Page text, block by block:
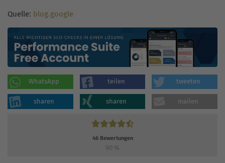
Quelle: blog.google
WhatsApp teilen tweeten
sharen sharen mailen
46Bewertungen
90 %